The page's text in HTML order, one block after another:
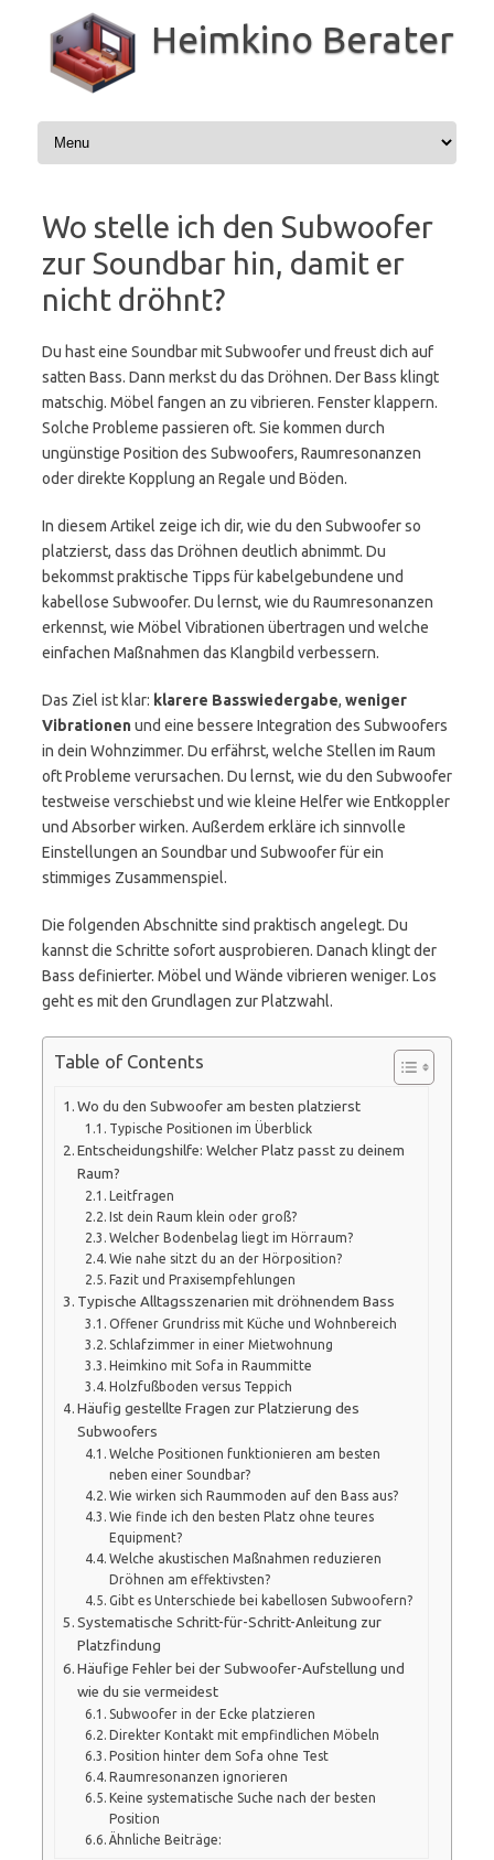
springen
Heimkino Berater
Wo stelle ich den Subwoofer
zur Soundbar hin, damit er
nicht dröhnt?
Du hast eine Soundbar mit Subwoofer und freust dich auf
satten Bass. Dann merkst du das Dröhnen. Der Bass klingt
matschig. Möbel fangen an zu vibrieren. Fenster klappern.
Solche Probleme passieren oft. Sie kommen durch
ungünstige Position des Subwoofers, Raumresonanzen
oder direkte Kopplung an Regale und Böden.
In diesem Artikel zeige ich dir, wie du den Subwoofer so
platzierst, dass das Dröhnen deutlich abnimmt. Du
bekommst praktische Tipps für kabelgebundene und
kabellose Subwoofer. Du lernst, wie du Raumresonanzen
erkennst, wie Möbel Vibrationen übertragen und welche
einfachen Maßnahmen das Klangbild verbessern.
Das Ziel ist klar: klarere Basswiedergabe, weniger
Vibrationenund eine bessere Integration des Subwoofers
in dein Wohnzimmer. Du erfährst, welche Stellen im Raum
oft Probleme verursachen. Du lernst, wie du den Subwoofer
testweise verschiebst und wie kleine Helfer wie Entkoppler
und Absorber wirken. Außerdem erkläre ich sinnvolle
Einstellungen an Soundbar und Subwoofer für ein
stimmiges Zusammenspiel.
Die folgenden Abschnitte sind praktisch angelegt. Du
kannst die Schritte sofort ausprobieren. Danach klingt der
Bass definierter. Möbel und Wände vibrieren weniger. Los
geht es mit den Grundlagen zur Platzwahl.
Table of Contents
Wo du den Subwoofer am besten platzierst
Typische Positionen im Überblick
Entscheidungshilfe: Welcher Platz passt zu deinem
Raum?
Leitfragen
Ist dein Raum klein oder groß?
Welcher Bodenbelag liegt im Hörraum?
Wie nahe sitzt du an der Hörposition?
Fazit und Praxisempfehlungen
Typische Alltagsszenarien mit dröhnendem Bass
Offener Grundriss mit Küche und Wohnbereich
Schlafzimmer in einer Mietwohnung
Heimkino mit Sofa in Raummitte
Holzfußboden versus Teppich
Häufig gestellte Fragen zur Platzierung des
Subwoofers
Welche Positionen funktionieren am besten
neben einer Soundbar?
Wie wirken sich Raummoden auf den Bass aus?
Wie finde ich den besten Platz ohne teures
Equipment?
Welche akustischen Maßnahmen reduzieren
Dröhnen am effektivsten?
Gibt es Unterschiede bei kabellosen Subwoofern?
Systematische Schritt-für-Schritt-Anleitung zur
Platzfindung
Häufige Fehler bei der Subwoofer-Aufstellung und
wie du sie vermeidest
Subwoofer in der Ecke platzieren
Direkter Kontakt mit empfindlichen Möbeln
Position hinter dem Sofa ohne Test
Raumresonanzen ignorieren
Keine systematische Suche nach der besten
Position
Ähnliche Beiträge: